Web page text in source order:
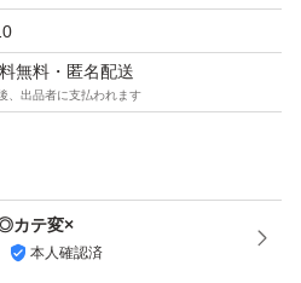
付手配致します！！
イクル紙袋等にお入れして送付
！
のみ宜しくお願い致します！！
無料・匿名配送
、出品者に支払われます
カテ変×
本人確認済